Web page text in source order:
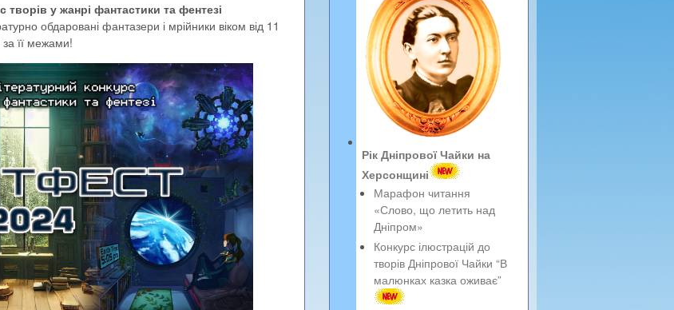
творів у жанрі фантастики та фентезі
обдаровані фантазери і мрійники віком від 11
за її межами!
Рік Дніпрової Чайки на
Херсонщині
Марафон читання
«Слово, що летить над
Дніпром»
Конкурс ілюстрацій до
творів Дніпрової Чайки “В
малюнках казка оживає”